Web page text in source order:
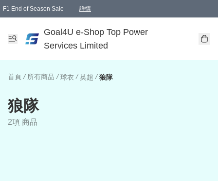
F1 End of Season Sale 詳情
Goal4U e-Shop Top Power
Services Limited
首頁 / 所有商品 / 球衣 / 英超 / 狼隊
狼隊
2項 商品